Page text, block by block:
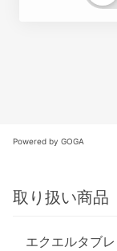
Powered by GOGA
取り扱い商品
エクエルタブレ